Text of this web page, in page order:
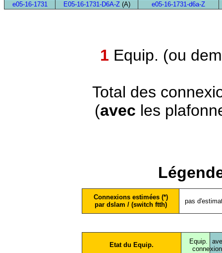
e05-16-1731 E05-16-1731-D6A-Z(A) e05-16-1731-d6a-Z
1 Equip. (ou
Total des
(avec les
Connexions estimées (*)
par dslam / (switch ftth)
pas
Etat du Equip.
Equip.
conne